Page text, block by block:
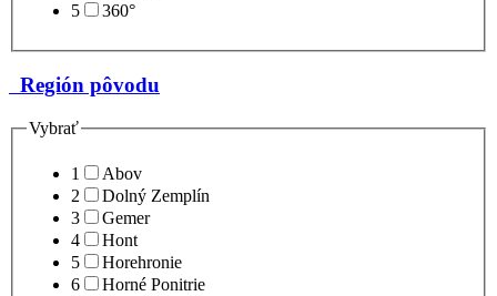
5
360°
Región pôvodu
Vybrať
1
Abov
2
Dolný Zemplín
3
Gemer
4
Hont
5
Horehronie
6
Horné Ponitrie